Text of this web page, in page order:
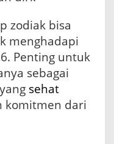
zodiak bisa
menghadapi
Penting untuk
sebagai
sehat
komitmen dari